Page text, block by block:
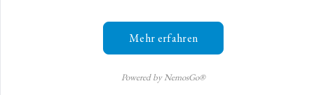
Mehr erfahren
Powered by NemosGo®
Duncan Macmillan „All das Schöne“ in den
,Bernhard Metz